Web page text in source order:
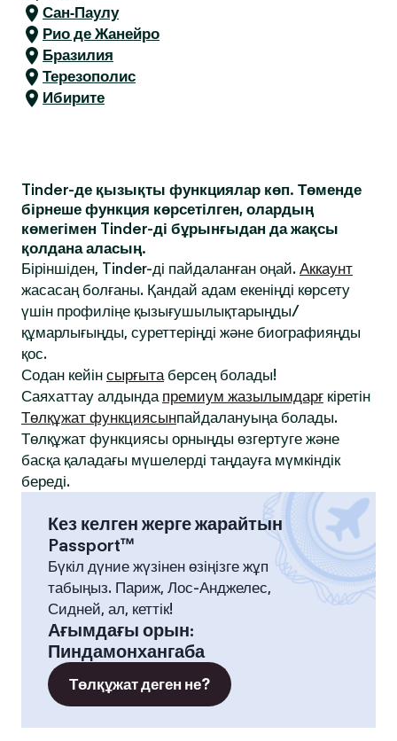
Сан-Паулу
Рио де Жанейро
Бразилия
Терезополис
Ибирите
Tinder-де қызықты функциялар көп. Төменде
бірнеше функция көрсетілген, олардың
көмегімен Tinder-ді бұрынғыдан да жақсы
қолдана аласың.
Біріншіден, Tinder-ді пайдаланған оңай. Аккаунт
жасасаң болғаны. Қандай адам екеніңді көрсету
үшін профиліңе қызығушылықтарыңды/
құмарлығыңды, суреттеріңді және биографияңды
қос.
Содан кейін сырғытаберсең болады!
Саяхаттау алдында премиум жазылымдарғ кіретін
Төлқұжат функциясынпайдалануыңа болады.
Төлқұжат функциясы орныңды өзгертуге және
басқа қаладағы мүшелерді таңдауға мүмкіндік
береді.
Кез келген жерге жарайтын
Passport™
Бүкіл дүние жүзінен өзіңізге жұп
табыңыз. Париж, Лос-Анджелес,
Сидней, ал, кеттік!
Ағымдағы орын:
Пиндамонхангаба
Төлқұжат деген не?